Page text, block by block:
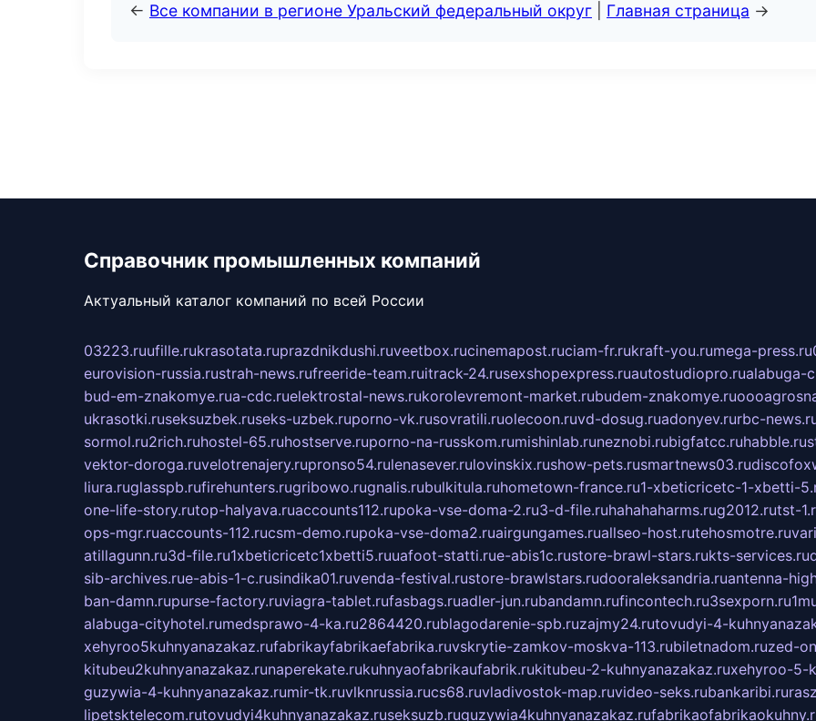
← Все компании в регионе Уральский федеральный округ Главная страница →
Справочник промышленных компаний
Актуальный каталог компаний по всей России
03223.ruufille.rukrasotata.ruprazdnikdushi.ruveetbox.rucinemapost.ruciam-fr.rukraft-you.rumega-press.ru
eurovision-russia.rustrah-news.rufreeride-team.ruitrack-24.rusexshopexpress.ruautostudiopro.rualabuga-
bud-em-znakomye.rua-cdc.ruelektrostal-news.rukorolevremont-market.rubudem-znakomye.ru
ukrasotki.ruseksuzbek.ruseks-uzbek.ruporno-vk.rusovratili.ruolecoon.ruvd-dosug.ruadonyev.rurbc-
sormol.ru2rich.ruhostel-65.ruhostserve.ruporno-na-russkom.rumishinlab.runeznobi.rubigfatcc.ruhabble.ru
vektor-doroga.ruvelotrenajery.rupronso54.rulenasever.rulovinskix.rushow-pets.rusmartnews03.ru
liura.ruglasspb.rufirehunters.rugribowo.rugnalis.rubulkitula.ruhometown-france.ru1-xbeticricetc-1-xbetti-
one-life-story.rutop-halyava.ruaccounts112.rupoka-vse-doma-2.ru3-d-file.ruhahahaharms.rug2012.rutst-
ops-mgr.ruaccounts-112.rucsm-demo.rupoka-vse-doma2.ruairgungames.ruallseo-host.rutehosmotre.ru
atillagunn.ru3d-file.ru1xbeticricetc1xbetti5.ruuafoot-statti.rue-abis1c.rustore-brawl-stars.rukts-services.ru
sib-archives.rue-abis-1-c.rusindika01.ruvenda-festival.rustore-brawlstars.rudooraleksandria.ruantenna-
ban-damn.rupurse-factory.ruviagra-tablet.rufasbags.ruadler-jun.rubandamn.rufincontech.ru3sexporn.ru
alabuga-cityhotel.rumedsprawo-4-ka.ru2864420.rublagodarenie-spb.ruzajmy24.rutovudyi-4-
xehyroo5kuhnyanazakaz.rufabrikayfabrikaefabrika.ruvskrytie-zamkov-moskva-113.rubiletnadom.ruzed-
kitubeu2kuhnyanazakaz.runaperekate.rukuhnyaofabrikaufabrik.rukitubeu-2-kuhnyanazakaz.ruxehyroo-5-
guzywia-4-kuhnyanazakaz.rumir-tk.ruvlknrussia.rucs68.ruvladivostok-map.ruvideo-seks.rubankaribi.ru
lipetsktelecom.rutovudyi4kuhnyanazakaz.ruseksuzb.ruguzywia4kuhnyanazakaz.ru